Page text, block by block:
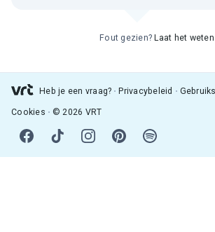
Fout gezien? Laat het weten
Heb je een vraag? Privacybeleid
Cookies © 2026 VRT